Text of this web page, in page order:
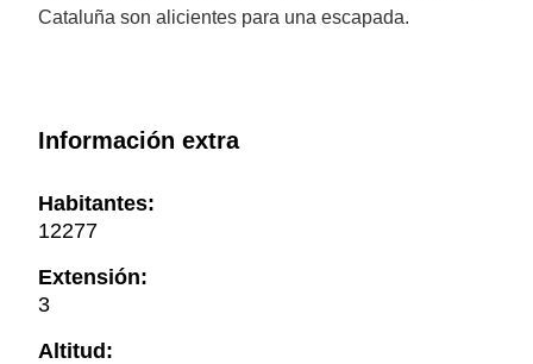
Cataluña son alicientes para una escapada.
Información extra
Habitantes:
12277
Extensión:
3
Altitud: